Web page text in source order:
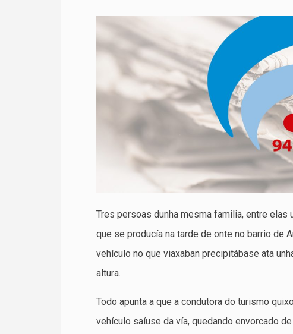
Tres persoas dunha mesma familia, entre elas
que se producía na tarde de onte no barrio de
vehículo no que viaxaban precipitábase ata
altura.
Todo apunta a que a condutora do turismo
vehículo saíuse da vía, quedando envorcado